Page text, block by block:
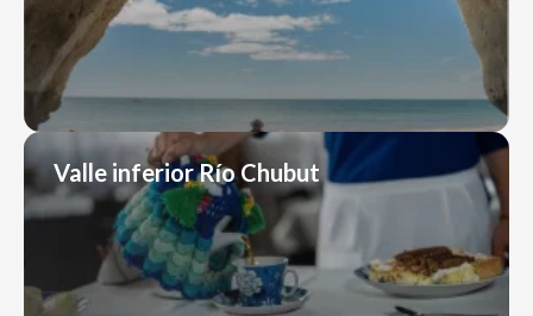
Valle inferior Río Chubut